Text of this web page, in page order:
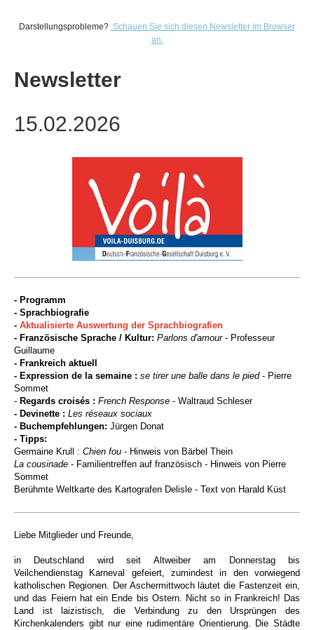
Darstellungsprobleme? .Schauen Sie sich diesen Newsletter im Browser
an.
Newsletter
15.02.2026
- Programm
- Sprachbiografie
- Aktualisierte Auswertung der Sprachbiografien
- Französische Sprache / Kultur: Parlons d'amour- Professeur
Guillaume
- Frankreich aktuell
- Expression de la semaine : se tirer une balle dans le pied- Pierre
Sommet
- Regards croisés : French Response - Waltraud Schleser
- Devinette : Les réseaux sociaux
- Buchempfehlungen: Jürgen Donat
- Tipps:
Germaine Krull : Chien fou - Hinweis von Bärbel Thein
La cousinade - Familientreffen auf französisch - Hinweis von Pierre
Sommet
Berühmte Weltkarte des Kartografen Delisle - Text von Harald Küst
Liebe Mitglieder und Freunde,
in Deutschland wird seit Altweiber am Donnerstag bis
Veilchendienstag Karneval gefeiert, zumindest in den vorwiegend
katholischen Regionen. Der Aschermittwoch läutet die Fastenzeit ein,
und das Feiern hat ein Ende bis Ostern. Nicht so in Frankreich! Das
Land ist laizistisch, die Verbindung zu den Ursprüngen des
Kirchenkalenders gibt nur eine rudimentäre Orientierung. Die Städte